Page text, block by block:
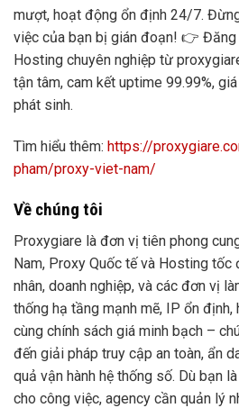
mượt, hoạt động ổn định 24/7.
việc của bạn bị gián đoạn! 👉
Hosting chuyên nghiệp từ
tận tâm, cam kết uptime 99.99%,
phát sinh.
Tìm hiểu thêm: https://
pham/proxy-viet-nam/
Về chúng tôi
Proxygiare là đơn vị tiên phong
Nam, Proxy Quốc tế và Hosting tốc
nhân, doanh nghiệp, và các đơn vị
thống hạ tầng mạnh mẽ, IP ổn
cùng chính sách giá minh bạch –
đến giải pháp truy cập an toàn, ẩn
quả vận hành hệ thống số. Dù bạn
cho công việc, agency cần quản lý